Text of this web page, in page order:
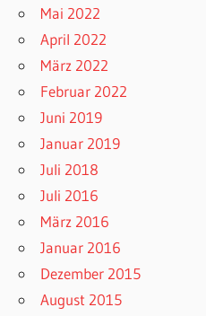
Mai 2022
April 2022
März 2022
Februar 2022
Juni 2019
Januar 2019
Juli 2018
Juli 2016
März 2016
Januar 2016
Dezember 2015
August 2015